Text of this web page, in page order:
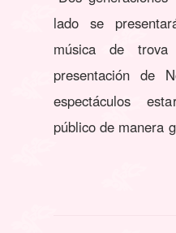
lado se
música de
presentación de
espectáculos
público de manera